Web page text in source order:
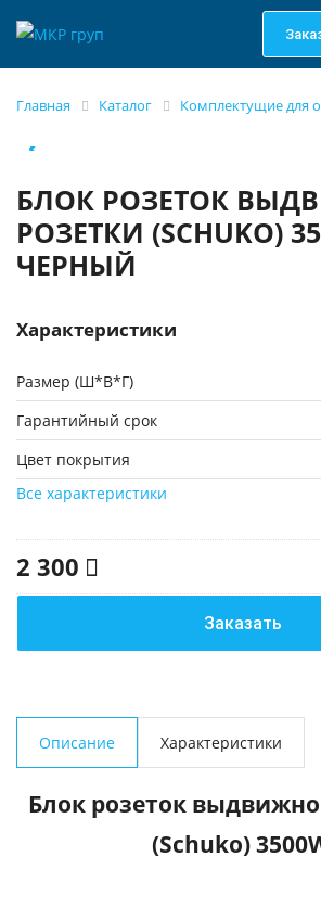
Главная Каталог Комплектущие для
БЛОК РОЗЕТОК
РОЗЕТКИ (SCHUKO)
ЧЕРНЫЙ
Характеристики
Размер (Ш*В*Г)
Гарантийный срок
Цвет покрытия
Все характеристики
2 300
Заказать
Описание Характеристики
Блок розеток
(Schuko)